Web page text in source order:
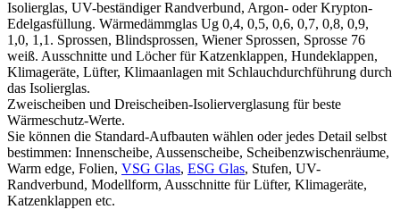
Isolierglas, UV-beständiger Randverbund, Argon- oder Krypton-
Edelgasfüllung. Wärmedämmglas Ug 0,4, 0,5, 0,6, 0,7, 0,8, 0,9,
1,0, 1,1. Sprossen, Blindsprossen, Wiener Sprossen, Sprosse 76
weiß. Ausschnitte und Löcher für Katzenklappen, Hundeklappen,
Klimageräte, Lüfter, Klimaanlagen mit Schlauchdurchführung durch
das Isolierglas.
Zweischeiben und Dreischeiben-Isolierverglasung für beste
Wärmeschutz-Werte.
Sie können die Standard-Aufbauten wählen oder jedes Detail selbst
bestimmen: Innenscheibe, Aussenscheibe, Scheibenzwischenräume,
Warm edge, Folien, VSG Glas, ESG Glas, Stufen, UV-
Randverbund, Modellform, Ausschnitte für Lüfter, Klimageräte,
Katzenklappen etc.